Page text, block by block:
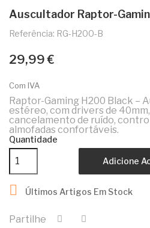
Auscultador Raptor-
Referência: RG-H200-B
29,99 €
Com IVA
Raptor-Gaming H200 Black –
estéreo, com drivers de
cancelamento de ruído,
almofadas confortáveis.
Quantidade
Adicione
 Últimos Artigos Em Stock
Partilhe